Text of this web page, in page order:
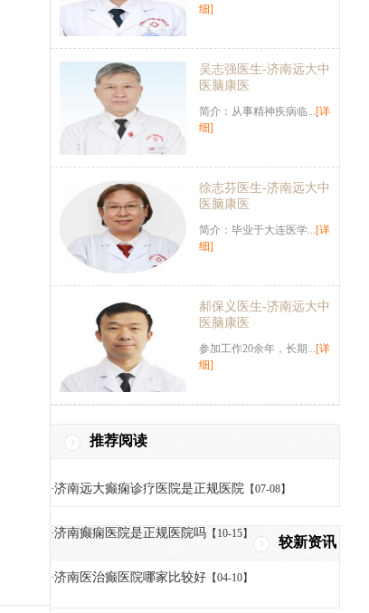
细]
吴志强医生-济南远大中
医脑康医
简介：从事精神疾病临...[详
细]
徐志芬医生-济南远大中
医脑康医
简介：毕业于大连医学...[详
细]
郝保义医生-济南远大中
医脑康医
参加工作20余年，长期...[详
细]
推荐阅读
·济南远大癫痫诊疗医院是正规医院 【07-08】
·济南癫痫医院是正规医院吗 【10-15】
·济南医治癫医院哪家比较好 【04-10】
较新资讯